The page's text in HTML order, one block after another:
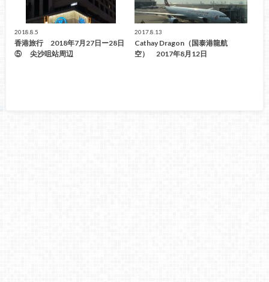
2018.8.5
香港旅行 2018年7月27日ー28日
⑤ 尖沙咀站周辺
2017.8.13
Cathay Dragon（国泰港龍航
空） 2017年8月12日